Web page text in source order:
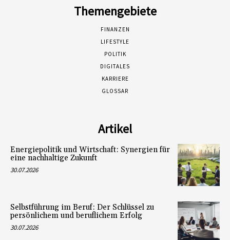
Themengebiete
FINANZEN
LIFESTYLE
POLITIK
DIGITALES
KARRIERE
GLOSSAR
Artikel
Energiepolitik und Wirtschaft: Synergien für
eine nachhaltige Zukunft
30.07.2026
Selbstführung im Beruf: Der Schlüssel zu
persönlichem und beruflichem Erfolg
30.07.2026